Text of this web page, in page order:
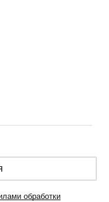
обработки